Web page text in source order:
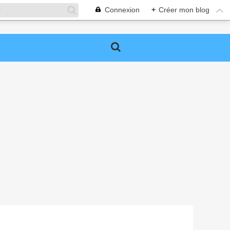
Connexion + Créer mon blog